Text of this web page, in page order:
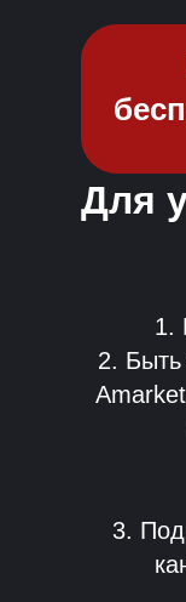
1.
2. Быть
3.
Для